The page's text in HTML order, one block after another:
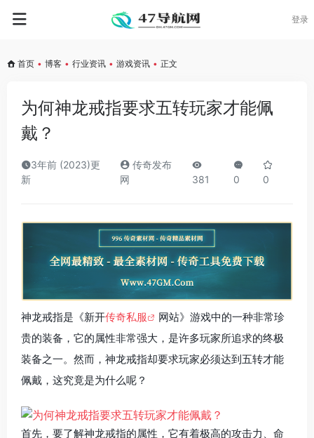
登录
首页 • 博客 • 行业资讯 • 游戏资讯 • 正文
为何神龙戒指要求五转玩家才能佩
戴？
3年前 (2023)更
新
传奇发布
网
381 0 0
神龙戒指是《新开传奇私服
网站》游戏中的一种非常珍
贵的装备，它的属性非常强大，是许多玩家所追求的终极
装备之一。然而，神龙戒指却要求玩家必须达到五转才能
佩戴，这究竟是为什么呢？
首先，要了解神龙戒指的属性，它有着极高的攻击力、命